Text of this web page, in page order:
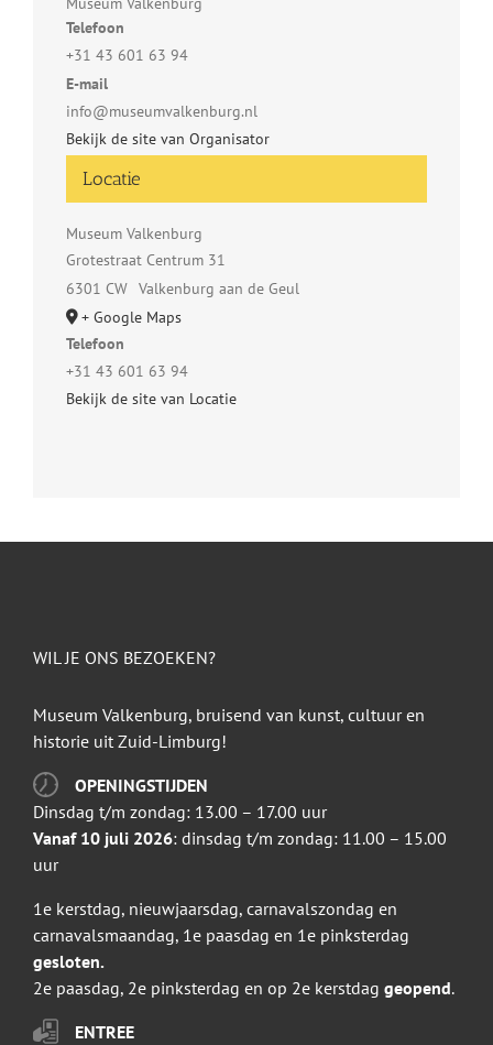
Locatie
Museum Valkenburg
Grotestraat Centrum 31
6301 CW Valkenburg aan de Geul
+ Google Maps
Telefoon
+31 43 601 63 94
Bekijk de site van Locatie
Telefoon
+31 43 601 63 94
E-mail
info@museumvalkenburg.nl
Bekijk de site van Organisator
WIL JE ONS BEZOEKEN?
Museum Valkenburg, bruisend van kunst, cultuur en
historie uit Zuid-Limburg!
OPENINGSTIJDEN
Dinsdag t/m zondag: 13.00 – 17.00 uur
Vanaf 10 juli 2026: dinsdag t/m zondag: 11.00 – 15.00
uur
1e kerstdag, nieuwjaarsdag, carnavalszondag en
carnavalsmaandag, 1e paasdag en 1e pinksterdag
gesloten.
2e paasdag, 2e pinksterdag en op 2e kerstdag geopend.
ENTREE